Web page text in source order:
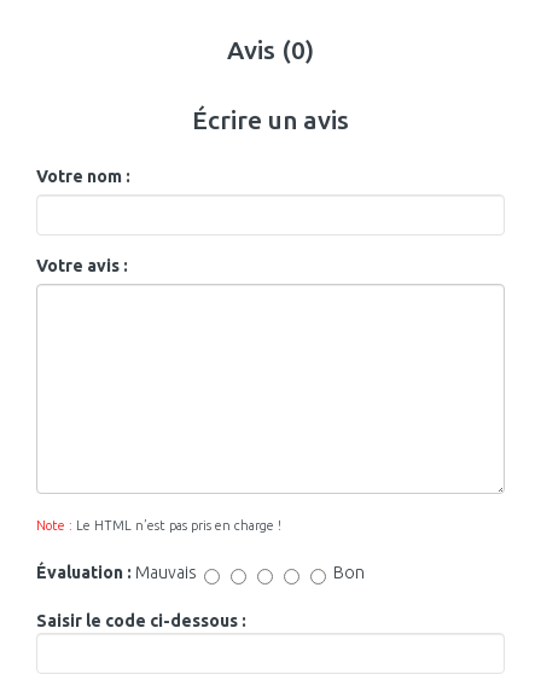
Avis (0)
Écrire un avis
Votre nom :
Votre avis :
Note : Le HTML n’est pas pris en charge !
Évaluation : Mauvais Bon
Saisir le code ci-dessous :